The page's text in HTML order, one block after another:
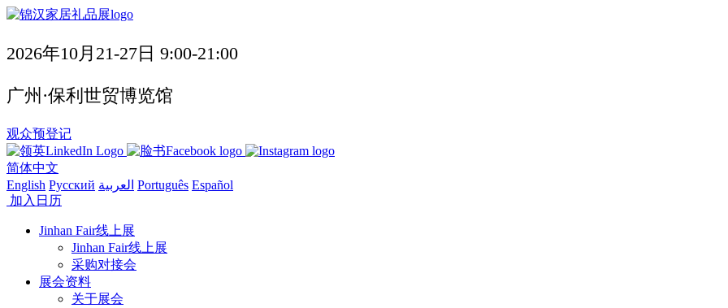
2026年10月21-27日 9:00-21:00
广州·保利世贸博览馆
观众预登记
简体中文
English Русский العربية Português Español
加入日历
Jinhan Fair线上展
Jinhan Fair线上展
采购对接会
展会资料
关于展会